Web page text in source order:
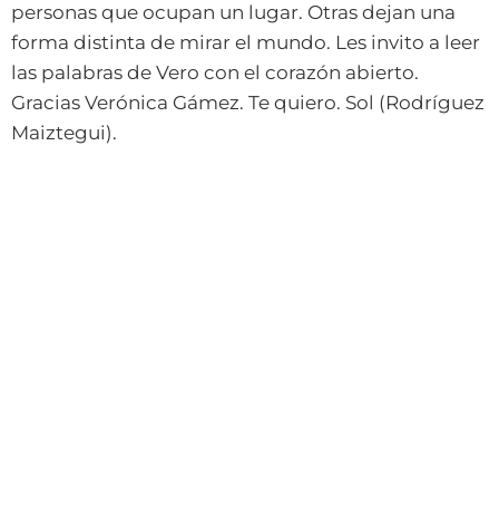
personas que ocupan un lugar. Otras dejan una
forma distinta de mirar el mundo. Les invito a leer
las palabras de Vero con el corazón abierto.
Gracias Verónica Gámez. Te quiero. Sol (Rodríguez
Maiztegui).